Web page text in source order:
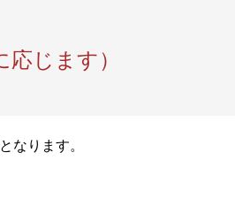
じます）
なります。